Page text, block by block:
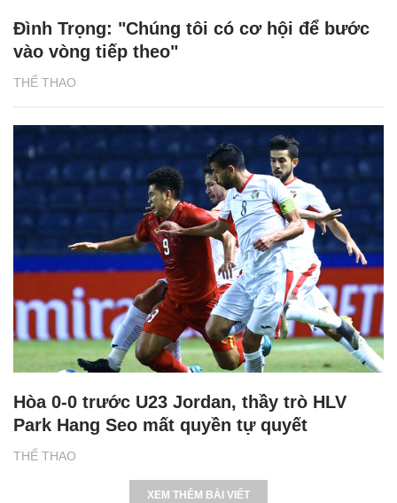
THỂ THAO
Đình Trọng: "Chúng tôi có cơ hội để bước
vào vòng tiếp theo"
THỂ THAO
Hòa 0-0 trước U23 Jordan, thầy trò HLV
Park Hang Seo mất quyền tự quyết
XEM THÊM BÀI VIẾT